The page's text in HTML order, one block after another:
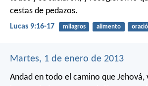
cestas de pedazos.
Lucas 9:16-17 milagros alimento
Martes, 1 de enero de 2013
Andad en todo el camino que Jehová,